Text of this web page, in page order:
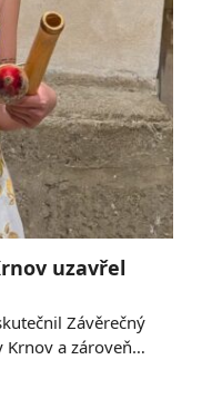
uzavřel
Závěrečný
Krnov a zároveň…